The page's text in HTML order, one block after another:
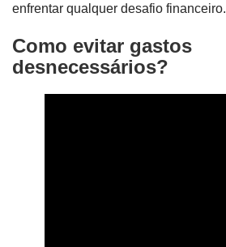
enfrentar qualquer desafio financeiro.
Como evitar gastos
desnecessários?